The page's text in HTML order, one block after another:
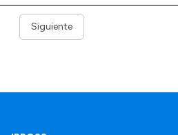
Siguiente